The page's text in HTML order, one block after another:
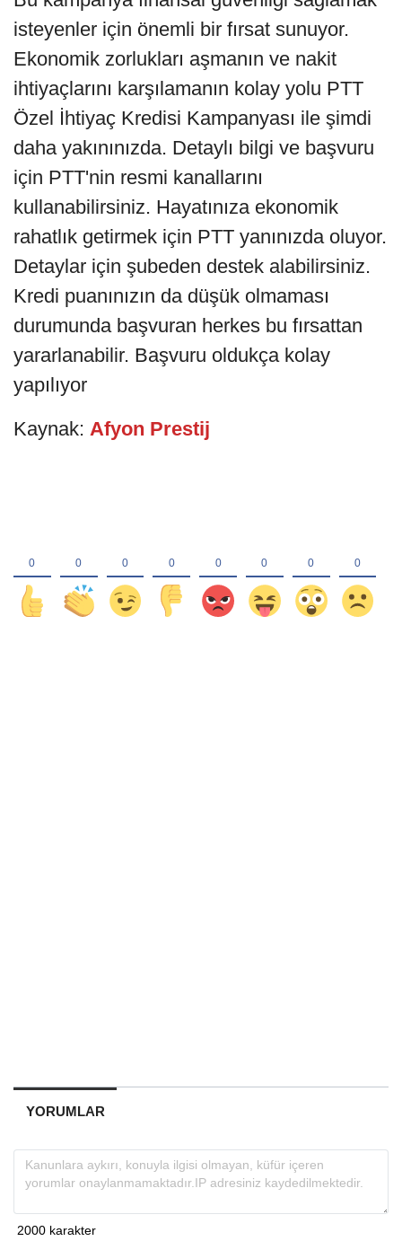
isteyenler için önemli bir fırsat sunuyor.
Ekonomik zorlukları aşmanın ve nakit
ihtiyaçlarını karşılamanın kolay yolu PTT
Özel İhtiyaç Kredisi Kampanyası ile şimdi
daha yakınınızda. Detaylı bilgi ve başvuru
için PTT'nin resmi kanallarını
kullanabilirsiniz. Hayatınıza ekonomik
rahatlık getirmek için PTT yanınızda oluyor.
Detaylar için şubeden destek alabilirsiniz.
Kredi puanınızın da düşük olmaması
durumunda başvuran herkes bu fırsattan
yararlanabilir. Başvuru oldukça kolay
yapılıyor
Kaynak: Afyon Prestij
YORUMLAR